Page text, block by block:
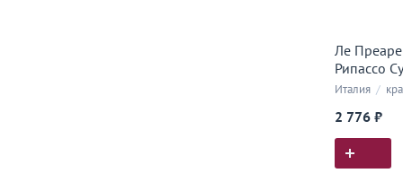
Ле
Рипассо
Италия /
2 776 ₽